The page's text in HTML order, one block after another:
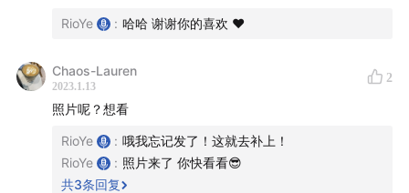
E72 李辛 I 《经典中医启蒙》：与万物沉浮于生长之门
症、胰岛素阻抗和肠道健康
E64 杨定一 I 《真原医》：请不要迷失自我和失去健康
E39 疗愈 I 你的情绪就是你的能量
E36 I《我们为什么要睡觉》：人类是唯一一种会在没有
RioYe : 哈哈 谢谢你的喜欢 ❤️
Chaos-Lauren
2023.1.13
2
照片呢？想看
RioYe : 哦我忘记发了！这就去补上！
RioYe
: 照片来了 你快看看😎
共3条回复